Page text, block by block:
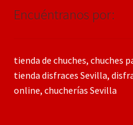
Encuéntranos por:
tienda de chuches, chuches
tienda disfraces Sevilla,
online, chucherías Sevilla